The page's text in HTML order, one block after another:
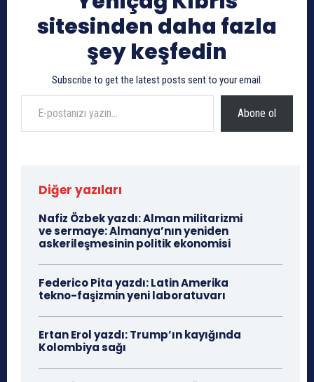
sitesinden daha fazla
şey keşfedin
Subscribe to get the latest posts sent to your email.
E-postanızı yazın…
Abone ol
Diğer yazıları
Nafiz Özbek yazdı: Alman militarizmi
ve sermaye: Almanya’nın yeniden
askerileşmesinin politik ekonomisi
Federico Pita yazdı: Latin Amerika
tekno-faşizmin yeni laboratuvarı
Ertan Erol yazdı: Trump’ın kayığında
Kolombiya sağı